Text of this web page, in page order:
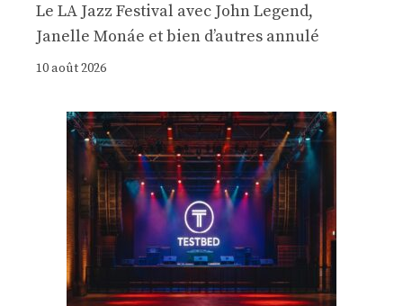
Le LA Jazz Festival avec John Legend,
Janelle Monáe et bien d’autres annulé
10 août 2026